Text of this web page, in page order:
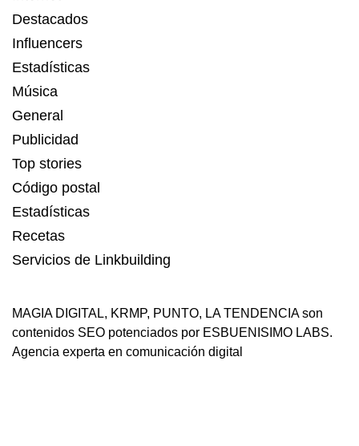
Destacados
Influencers
Estadísticas
Música
General
Publicidad
Top stories
Código postal
Estadísticas
Recetas
Servicios de Linkbuilding
MAGIA DIGITAL, KRMP, PUNTO, LA TENDENCIAson
contenidos SEO potenciados por ESBUENISIMO LABS.
Agencia experta en comunicación digital